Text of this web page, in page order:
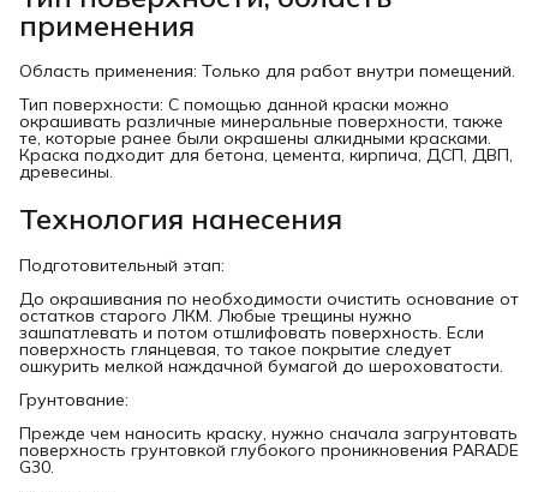
применения
Область применения: Только для работ внутри помещений.
Тип поверхности: С помощью данной краски можно
окрашивать различные минеральные поверхности, также
те, которые ранее были окрашены алкидными красками.
Краска подходит для бетона, цемента, кирпича, ДСП, ДВП,
древесины.
Технология нанесения
Подготовительный этап:
До окрашивания по необходимости очистить основание от
остатков старого ЛКМ. Любые трещины нужно
зашпатлевать и потом отшлифовать поверхность. Если
поверхность глянцевая, то такое покрытие следует
ошкурить мелкой наждачной бумагой до шероховатости.
Грунтование:
Прежде чем наносить краску, нужно сначала загрунтовать
поверхность грунтовкой глубокого проникновения PARADE
G30.